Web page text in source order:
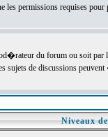
permissions requises pour
du forum ou soit par
sujets de discussions
Niveaux